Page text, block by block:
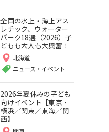
全国の水上・海上アス
レチック、ウォーター
パーク18選（2026）子
どもも大人も大興奮！
北海道
ニュース・イベント
2026年夏休みの子ども
向けイベント【東京・
横浜／関東／東海／関
西】